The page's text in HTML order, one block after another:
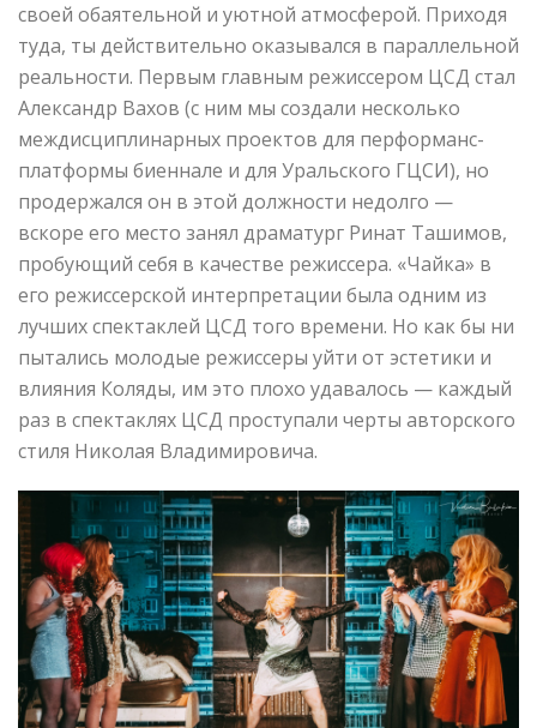
своей обаятельной и уютной атмосферой. Приходя
туда, ты действительно оказывался в параллельной
реальности. Первым главным режиссером ЦСД стал
Александр Вахов (с ним мы создали несколько
междисциплинарных проектов для перформанс-
платформы биеннале и для Уральского ГЦСИ), но
продержался он в этой должности недолго —
вскоре его место занял драматург Ринат Ташимов,
пробующий себя в качестве режиссера. «Чайка» в
его режиссерской интерпретации была одним из
лучших спектаклей ЦСД того времени. Но как бы ни
пытались молодые режиссеры уйти от эстетики и
влияния Коляды, им это плохо удавалось — каждый
раз в спектаклях ЦСД проступали черты авторского
стиля Николая Владимировича.